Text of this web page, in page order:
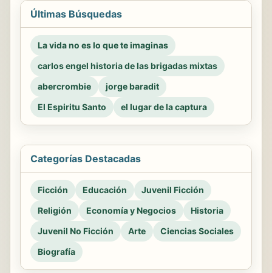
Últimas Búsquedas
La vida no es lo que te imaginas
carlos engel historia de las brigadas mixtas
abercrombie
jorge baradit
El Espiritu Santo
el lugar de la captura
Categorías Destacadas
Ficción Educación
Juvenil Ficción
Religión
Economía y Negocios
Historia
Juvenil No Ficción
Arte
Ciencias Sociales
Biografía